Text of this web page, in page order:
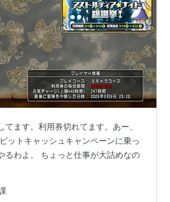
てます。利用券切れてます。あー、
ットキャッシュキャンペーンに乗っ
るわよ。 ちょっと仕事が大詰めなの